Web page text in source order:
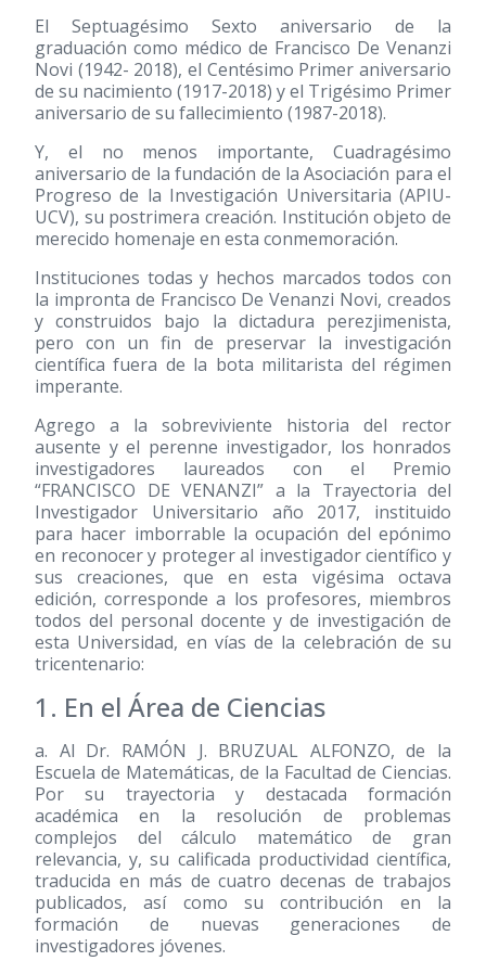
El Septuagésimo Sexto aniversario de la
graduación como médico de Francisco De Venanzi
Novi (1942- 2018), el Centésimo Primer aniversario
de su nacimiento (1917-2018) y el Trigésimo Primer
aniversario de su fallecimiento (1987-2018).
Y, el no menos importante, Cuadragésimo
aniversario de la fundación de la Asociación para el
Progreso de la Investigación Universitaria (APIU-
UCV), su postrimera creación. Institución objeto de
merecido homenaje en esta conmemoración.
Instituciones todas y hechos marcados todos con
la impronta de Francisco De Venanzi Novi, creados
y construidos bajo la dictadura perezjimenista,
pero con un fin de preservar la investigación
científica fuera de la bota militarista del régimen
imperante.
Agrego a la sobreviviente historia del rector
ausente y el perenne investigador, los honrados
investigadores laureados con el Premio
“FRANCISCO DE VENANZI” a la Trayectoria del
Investigador Universitario año 2017, instituido
para hacer imborrable la ocupación del epónimo
en reconocer y proteger al investigador científico y
sus creaciones, que en esta vigésima octava
edición, corresponde a los profesores, miembros
todos del personal docente y de investigación de
esta Universidad, en vías de la celebración de su
tricentenario:
1. En el Área de Ciencias
a. Al Dr. RAMÓN J. BRUZUAL ALFONZO, de la
Escuela de Matemáticas, de la Facultad de Ciencias.
Por su trayectoria y destacada formación
académica en la resolución de problemas
complejos del cálculo matemático de gran
relevancia, y, su calificada productividad científica,
traducida en más de cuatro decenas de trabajos
publicados, así como su contribución en la
formación de nuevas generaciones de
investigadores jóvenes.